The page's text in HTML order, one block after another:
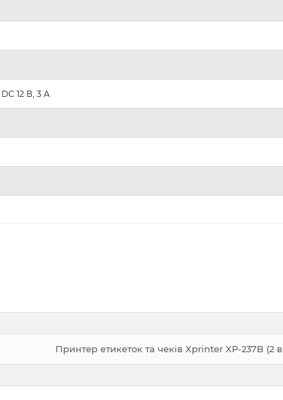
12 В, 3 А
Принтер етикеток та чеків Xprinter XP-237B (2 в